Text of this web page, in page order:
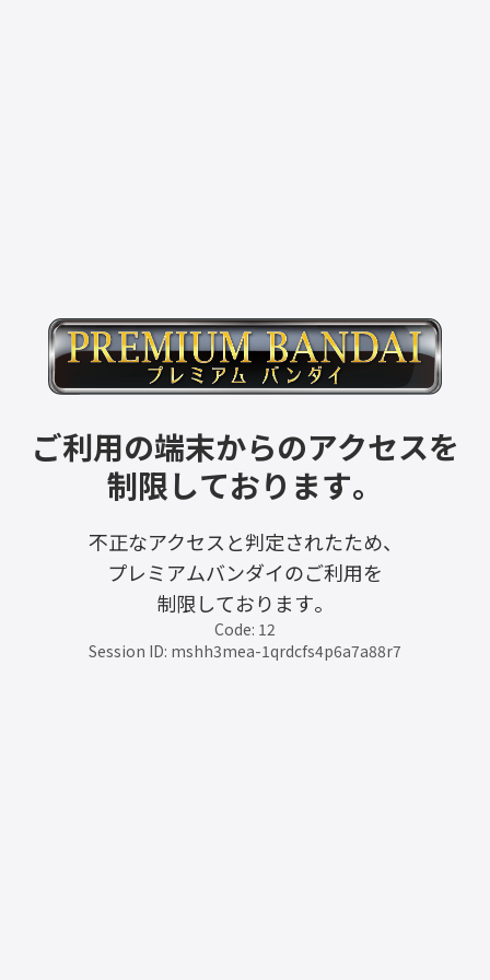
ご利用の端末からのアクセスを
制限しております。
不正なアクセスと判定されたため、
プレミアムバンダイのご利用を
制限しております。
Code: 12
Session ID: mshh3mea-1qrdcfs4p6a7a88r7